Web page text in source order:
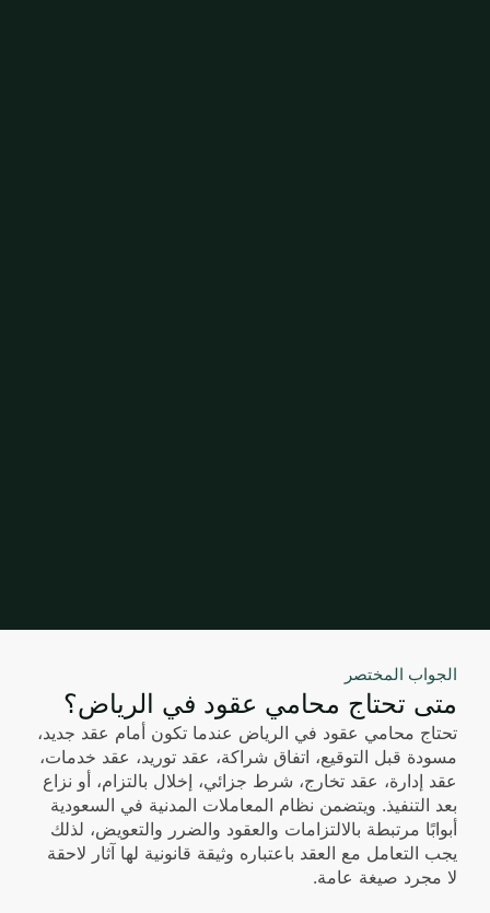
الجواب المختصر
متى تحتاج محامي عقود في الرياض؟
تحتاج محامي عقود في الرياض عندما تكون أمام عقد جديد،
مسودة قبل التوقيع، اتفاق شراكة، عقد توريد، عقد خدمات،
عقد إدارة، عقد تخارج، شرط جزائي، إخلال بالتزام، أو نزاع
بعد التنفيذ. ويتضمن نظام المعاملات المدنية في السعودية
أبوابًا مرتبطة بالالتزامات والعقود والضرر والتعويض، لذلك
يجب التعامل مع العقد باعتباره وثيقة قانونية لها آثار لاحقة
لا مجرد صيغة عامة.